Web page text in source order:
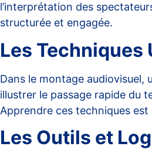
l’interprétation des
structurée et engagée.
Les
Dans le montage audiovisuel,
illustrer le passage rapide du
Apprendre ces techniques
Les Outils et